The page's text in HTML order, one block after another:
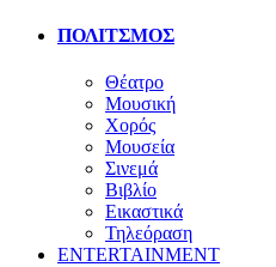
ΠΟΛΙΤΣΜΟΣ
Θέατρο
Μουσική
Χορός
Μουσεία
Σινεμά
Βιβλίο
Εικαστικά
Τηλεόραση
ENTERTAINMENT